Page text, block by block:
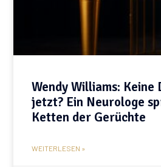
Wendy Williams: Keine
jetzt? Ein Neurologe
Ketten der Gerüchte
WEITERLESEN »